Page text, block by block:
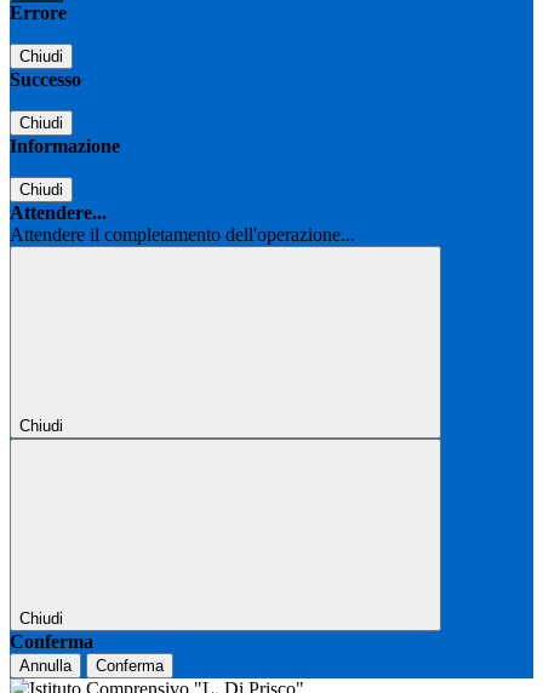
Errore
Chiudi
Successo
Chiudi
Informazione
Chiudi
Attendere...
Attendere il completamento dell'operazione...
Chiudi
Chiudi
Conferma
Annulla Conferma